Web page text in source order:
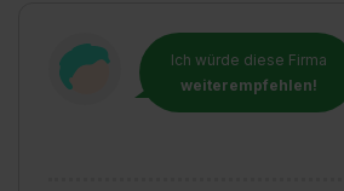
Ich würde diese Firma
weiterempfehlen!